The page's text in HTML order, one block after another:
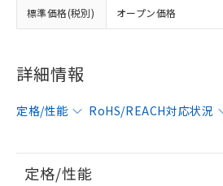
標準価格(税別) オープン価格
詳細情報
定格/性能 RoHS/REACH対応状況
定格/性能